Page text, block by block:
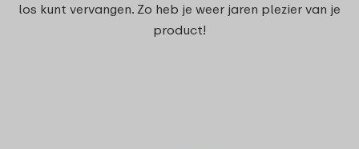
los kunt vervangen. Zo heb je weer jaren plezier van je
product!